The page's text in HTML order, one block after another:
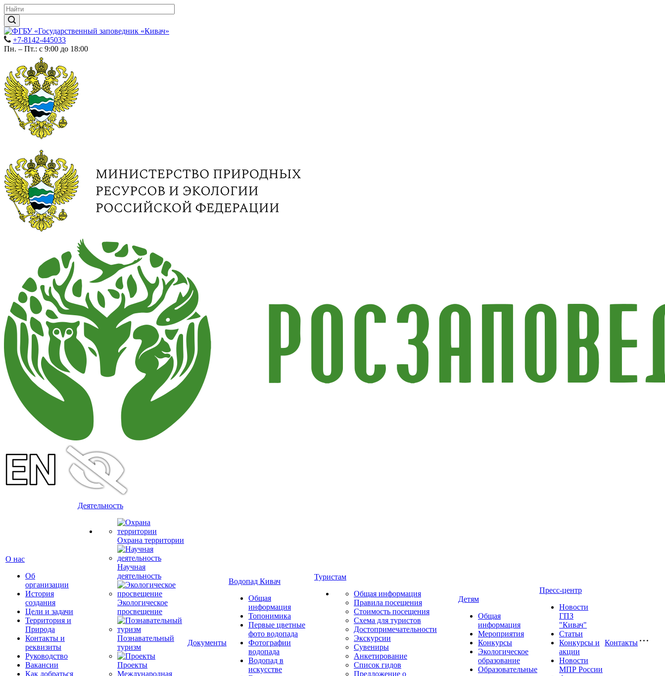
+7-8142-445033
Пн. – Пт.: с 9:00 до 18:00
О нас
Об
организации
История
создания
Цели и задачи
Территория и
Природа
Контакты и
реквизиты
Руководство
Вакансии
Как добраться
Деятельность
Охрана территории
Научная
деятельность
Экологическое
просвещение
Познавательный
туризм
Проекты
Международная
Документы
Водопад Кивач
Общая
информация
Топонимика
Первые цветные
фото водопада
Фотографии
водопада
Водопад в
искусстве
Туристам
Общая информация
Правила посещения
Стоимость посещения
Схема для туристов
Достопримечательности
Экскурсии
Сувениры
Анкетирование
Список гидов
Предложение о
Детям
Общая
информация
Мероприятия
Конкурсы
Экологическое
образование
Образовательные
Пресс-центр
Новости
ГПЗ
"Кивач"
Статьи
Конкурсы и
акции
Новости
МПР России
Контакты